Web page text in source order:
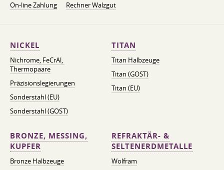
On-line Zahlung
Rechner Walzgut
NICKEL
Nichrome, FeСrAl, ​​
Thermopaare
Präzisionslegierungen
Sonderstahl (EU)
Sonderstahl (GOST)
TITAN
Titan Halbzeuge
Titan (GOST)
Titan (EU)
BRONZE, MESSING,
KUPFER
Bronze Halbzeuge
REFRAKTÄR- &
SELTENERDMETALLE
Wolfram